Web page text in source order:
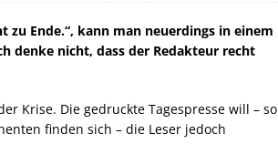
zu Ende.“, kann man neuerdings in einem
denke nicht, dass der Redakteur recht
Krise. Die gedruckte Tagespresse will – so
finden sich – die Leser jedoch